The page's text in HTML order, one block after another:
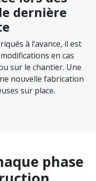
dernière
à l’avance, il est
en cas
sur le chantier. Une
nouvelle fabrication
sur place.
phase